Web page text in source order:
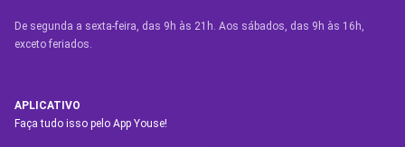
De segunda a sexta-feira, das 9h às 21h. Aos sábados, das 9h às 16h,
exceto feriados.
APLICATIVO
Faça tudo isso pelo App Youse!